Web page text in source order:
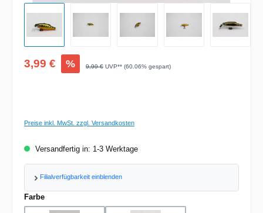
Verkaufspreis:
3,99 € % Regulärer Preis:
9,99 € UVP** (60.06% gespart)
Preise inkl. MwSt. zzgl. Versandkosten
Versandfertig in: 1-3 Werktage
Filialverfügbarkeit einblenden
Farbeauswählen